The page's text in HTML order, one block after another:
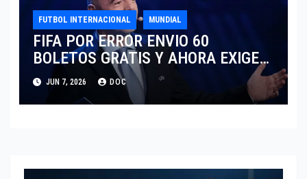
FUTBOL INTERNACIONAL MUNDIAL
FIFA POR ERROR ENVIO 60
BOLETOS GRATIS Y AHORA EXIGE
COBRO.
JUN 7, 2026 DOC